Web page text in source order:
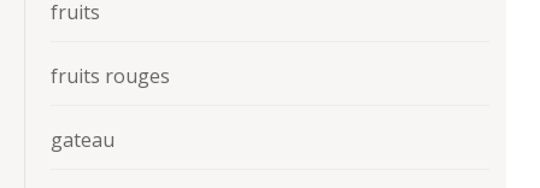
fruits
fruits rouges
gateau